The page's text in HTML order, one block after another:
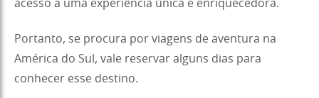
acesso a uma experiência única e enriquecedora.
Portanto, se procura por viagens de aventura na
América do Sul, vale reservar alguns dias para
conhecer esse destino.